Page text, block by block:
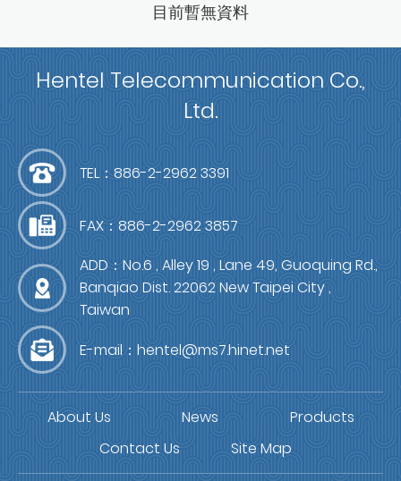
目前暫無資料
Hentel Telecommunication Co.,
Ltd.
TEL：886-2-2962 3391
FAX：886-2-2962 3857
ADD：No.6 , Alley 19 , Lane 49, Guoquing Rd.,
Banqiao Dist. 22062 New Taipei City ,
Taiwan
E-mail： hentel@ms7.hinet.net
About Us News
Products
Contact Us
Site Map